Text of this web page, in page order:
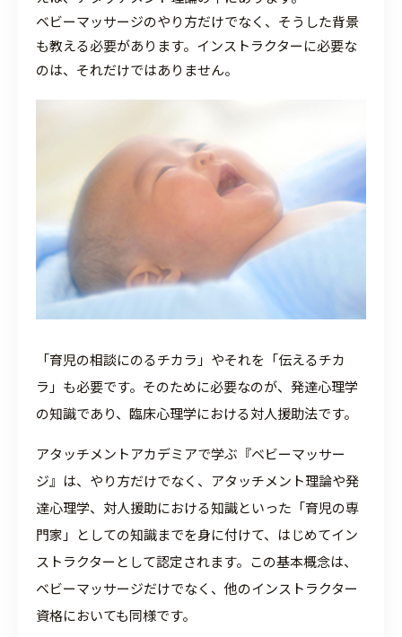
ベビーマッサージのやり方だけでなく、そうした背景
も教える必要があります。インストラクターに必要な
のは、それだけではありません。
「育児の相談にのるチカラ」やそれを「伝えるチカ
ラ」も必要です。そのために必要なのが、発達心理学
の知識であり、臨床心理学における対人援助法です。
アタッチメントアカデミアで学ぶ『ベビーマッサー
ジ』は、やり方だけでなく、アタッチメント理論や発
達心理学、対人援助における知識といった「育児の専
門家」としての知識までを身に付けて、はじめてイン
ストラクターとして認定されます。この基本概念は、
ベビーマッサージだけでなく、他のインストラクター
資格においても同様です。